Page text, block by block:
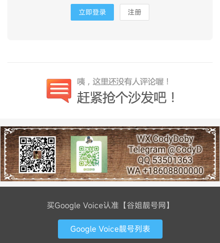
立即登录 注册
买Google Voice认准【谷姐靓号网】
Google Voice靓号列表